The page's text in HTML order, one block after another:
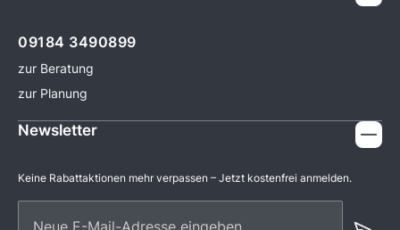
09184 3490899
zur Beratung
zur Planung
Newsletter
Keine Rabattaktionen mehr verpassen – Jetzt kostenfrei anmelden.